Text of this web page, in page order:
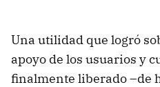
Una utilidad que logró
apoyo de los usuarios y
finalmente liberado –de